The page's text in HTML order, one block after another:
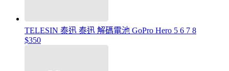
TELESIN 泰迅 泰迅 解碼電池 GoPro Hero 5 6 7 8
$350